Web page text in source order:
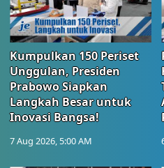
Kumpulkan 150 Periset
Unggulan, Presiden
Prabowo Siapkan
Langkah Besar untuk
Inovasi Bangsa!
7 Aug 2026, 5:00 AM